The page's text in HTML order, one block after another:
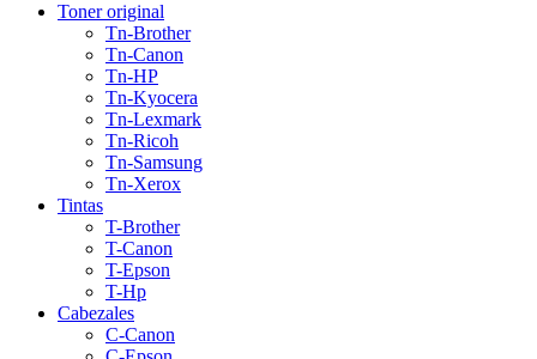
Toner original
Tn-Brother
Tn-Canon
Tn-HP
Tn-Kyocera
Tn-Lexmark
Tn-Ricoh
Tn-Samsung
Tn-Xerox
Tintas
T-Brother
T-Canon
T-Epson
T-Hp
Cabezales
C-Canon